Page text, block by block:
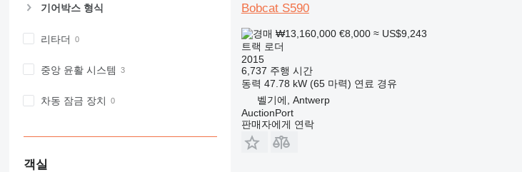
기어박스 형식
리타더
중앙 윤활 시스템
차동 잠금 장치
객실
Bobcat S590
₩13,160,000 €8,000 ≈ US$9,243
트랙 로더
2015
6,737 주행 시간
동력 47.78 kW (65 마력) 연료 경유
벨기에, Antwerp
AuctionPort
판매자에게 연락